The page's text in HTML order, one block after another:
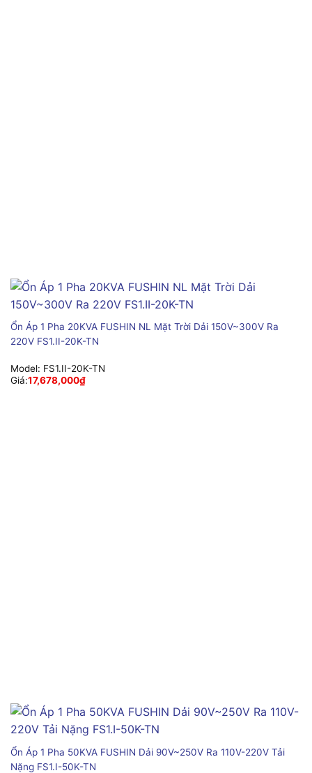
Ổn Áp 1 Pha 20KVA FUSHIN NL Mặt Trời Dải 150V~300V Ra
220V FS1.II-20K-TN
Model: FS1.II-20K-TN
Giá:17,678,000₫
Ổn Áp 1 Pha 50KVA FUSHIN Dải 90V~250V Ra 110V-220V Tải
Nặng FS1.I-50K-TN